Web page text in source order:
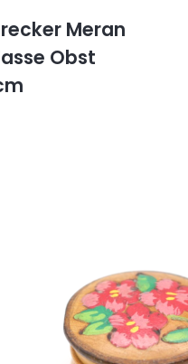
Meran
Obst